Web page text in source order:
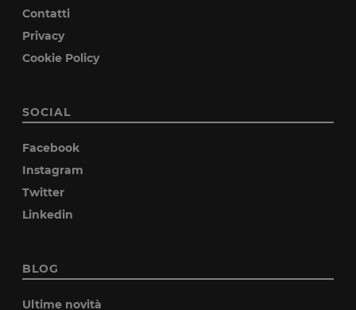
Contatti
Privacy
Cookie Policy
SOCIAL
Facebook
Instagram
Twitter
Linkedin
BLOG
Ultime novità